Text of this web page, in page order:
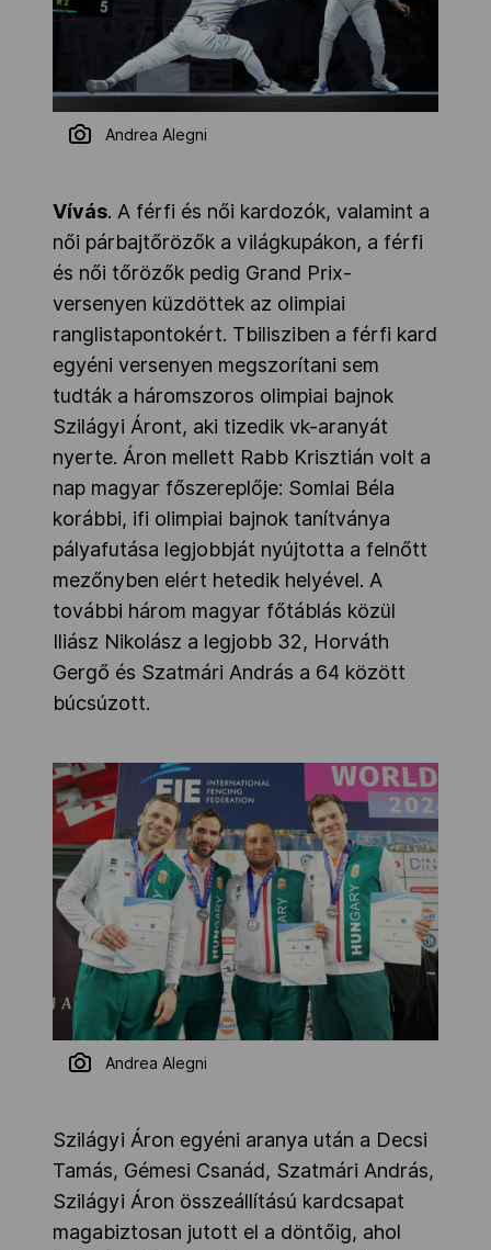
Andrea Alegni
Vívás. A férfi és női kardozók, valamint a
női párbajtőrözők a világkupákon, a férfi
és női tőrözők pedig Grand Prix-
versenyen küzdöttek az olimpiai
ranglistapontokért. Tbilisziben a férfi kard
egyéni versenyen megszorítani sem
tudták a háromszoros olimpiai bajnok
Szilágyi Áront, aki tizedik vk-aranyát
nyerte. Áron mellett Rabb Krisztián volt a
nap magyar főszereplője: Somlai Béla
korábbi, ifi olimpiai bajnok tanítványa
pályafutása legjobbját nyújtotta a felnőtt
mezőnyben elért hetedik helyével. A
további három magyar főtáblás közül
Iliász Nikolász a legjobb 32, Horváth
Gergő és Szatmári András a 64 között
búcsúzott.
Andrea Alegni
Szilágyi Áron egyéni aranya után a Decsi
Tamás, Gémesi Csanád, Szatmári András,
Szilágyi Áron összeállítású kardcsapat
magabiztosan jutott el a döntőig, ahol